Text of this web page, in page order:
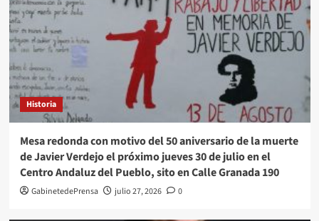
Historia
Mesa redonda con motivo del 50 aniversario de la muerte
de Javier Verdejo el próximo jueves 30 de julio en el
Centro Andaluz del Pueblo, sito en Calle Granada 190
GabinetedePrensa julio 27, 2026 0